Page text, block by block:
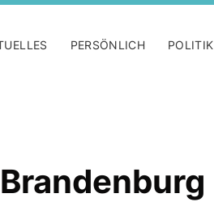
PERSÖNLICH POLITIK